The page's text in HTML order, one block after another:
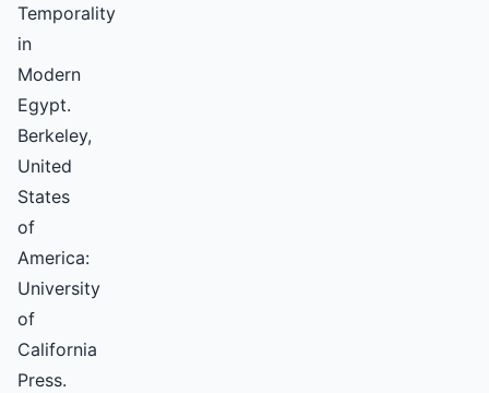
Temporality
in
Modern
Egypt.
Berkeley,
United
States
of
America:
University
of
California
Press.